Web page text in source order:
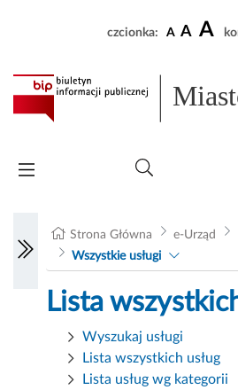
czcionka: A A A
Strona Główna e-Urząd
Wszystkie usługi
Lista
Wyszukaj usługi
Lista wszystkich usług
Lista usług wg kategorii